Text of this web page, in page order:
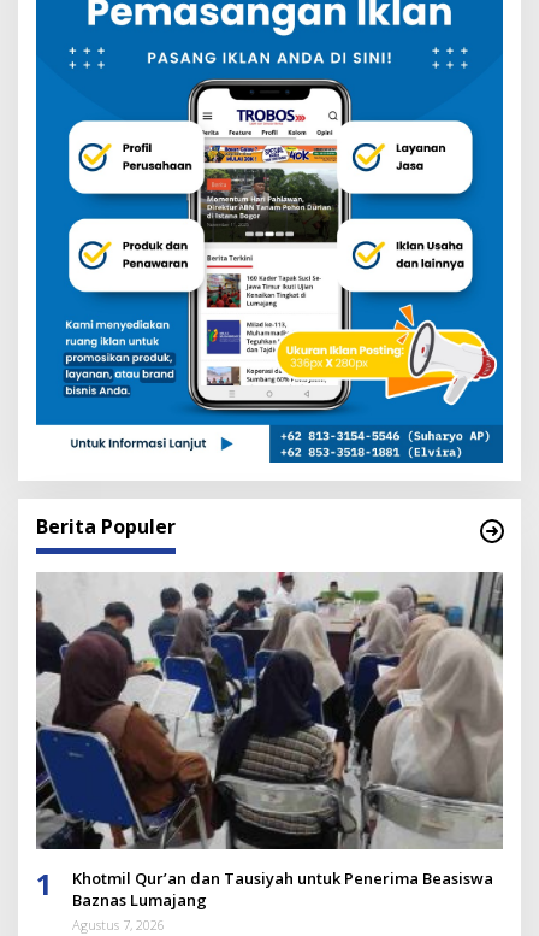
Berita Populer
1
Khotmil Qur’an dan Tausiyah untuk Penerima Beasiswa
Baznas Lumajang
Agustus 7, 2026